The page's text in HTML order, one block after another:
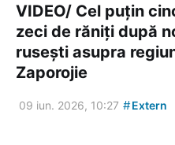
VIDEO/ Cel puțin
zeci de răniți după
rusești asupra
Zaporojie
09 iun. 2026, 10:27 #Extern